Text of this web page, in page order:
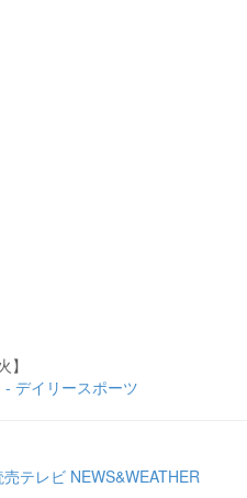
デイリースポーツ
テレビ NEWS&WEATHER